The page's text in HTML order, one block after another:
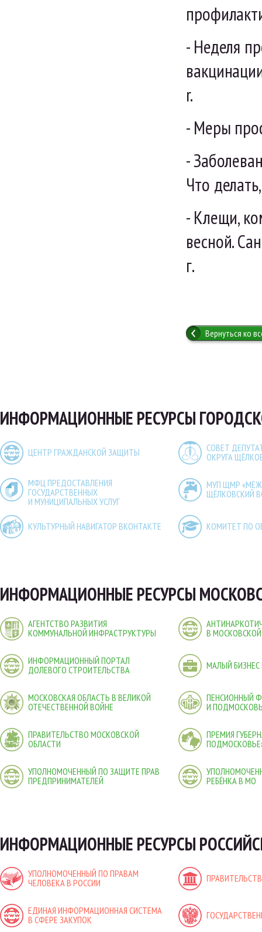
- Неделя
r.
- Меры
-
Что
- Клещи,
весной.
г.
Вернуться ко
ИНФОРМАЦИОННЫЕ РЕСУРСЫ
ЦЕНТР ГРАЖДАНСКОЙ ЗАЩИТЫ
СОВЕТ
ОКРУГА
МФЦ ПРЕДОСТАВЛЕНИЯ
ГОСУДАРСТВЕННЫХ
И МУНИЦИПАЛЬНЫХ УСЛУГ
МУП ЩМР
ЩЁЛКОВСКИЙ
КУЛЬТУРНЫЙ НАВИГАТОР ВКОНТАКТЕ КОМИТЕТ ПО
ИНФОРМАЦИОННЫЕ РЕСУРСЫ
АГЕНТСТВО РАЗВИТИЯ
КОММУНАЛЬНОЙ ИНФРАСТРУКТУРЫ
В
ИНФОРМАЦИОННЫЙ ПОРТАЛ
ДОЛЕВОГО СТРОИТЕЛЬСТВА
МАЛЫЙ
МОСКОВСКАЯ ОБЛАСТЬ В ВЕЛИКОЙ
ОТЕЧЕСТВЕННОЙ ВОЙНЕ
ПЕНСИОННЫЙ
И
ПРАВИТЕЛЬСТВО МОСКОВСКОЙ
ОБЛАСТИ
ПРЕМИЯ
УПОЛНОМОЧЕННЫЙ ПО ЗАЩИТЕ ПРАВ
ПРЕДПРИНИМАТЕЛЕЙ
РЕБЁНКА В МО
ИНФОРМАЦИОННЫЕ РЕСУРСЫ
УПОЛНОМОЧЕННЫЙ ПО ПРАВАМ
ЧЕЛОВЕКА В РОССИИ
ЕДИНАЯ ИНФОРМАЦИОННАЯ СИСТЕМА
В СФЕРЕ ЗАКУПОК